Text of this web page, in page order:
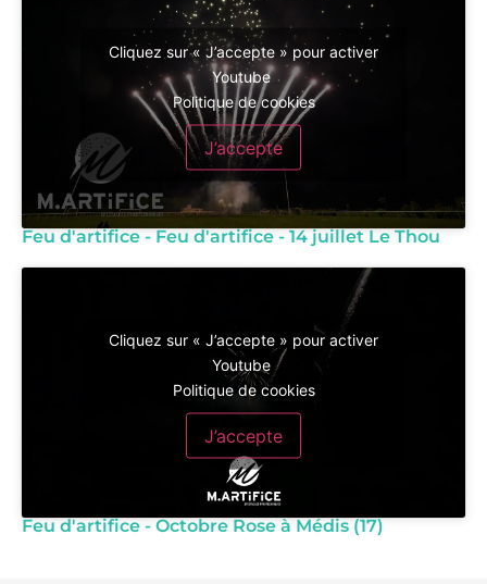
Cliquez sur « J’accepte » pour activer
Youtube
Politique de cookies
J’accepte
Feu d'artifice - Feu d'artifice - 14 juillet Le Thou
Cliquez sur « J’accepte » pour activer
Youtube
Politique de cookies
J’accepte
Feu d'artifice - Octobre Rose à Médis (17)